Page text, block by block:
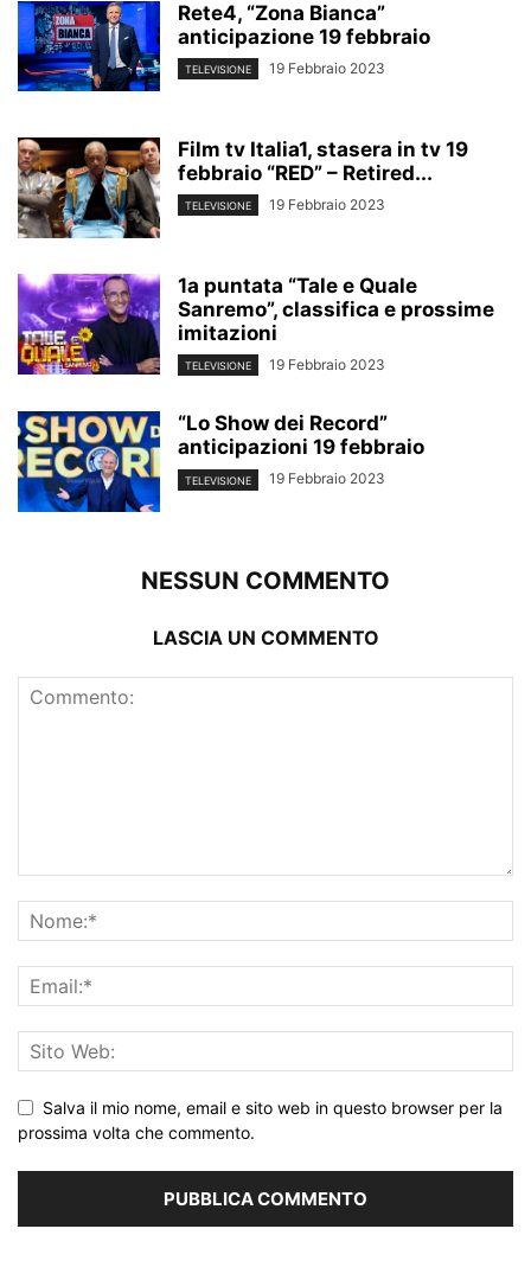
Rete4, “Zona Bianca”
anticipazione 19 febbraio
TELEVISIONE 19 Febbraio 2023
Film tv Italia1, stasera in tv 19
febbraio “RED” – Retired...
TELEVISIONE 19 Febbraio 2023
1a puntata “Tale e Quale
Sanremo”, classifica e prossime
imitazioni
TELEVISIONE 19 Febbraio 2023
“Lo Show dei Record”
anticipazioni 19 febbraio
TELEVISIONE 19 Febbraio 2023
NESSUN COMMENTO
LASCIA UN COMMENTO
Salva il mio nome, email e sito web in questo browser per la
prossima volta che commento.